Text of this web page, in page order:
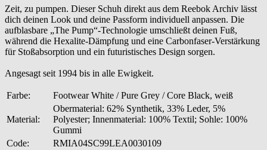
Zeit, zu pumpen. Dieser Schuh direkt aus dem Reebok Archiv lässt
dich deinen Look und deine Passform individuell anpassen. Die
aufblasbare „The Pump“-Technologie umschließt deinen Fuß,
während die Hexalite-Dämpfung und eine Carbonfaser-Verstärkung
für Stoßabsorption und ein futuristisches Design sorgen.
Angesagt seit 1994 bis in alle Ewigkeit.
Farbe: Footwear White / Pure Grey / Core Black, weiß
Material:
Obermaterial: 62% Synthetik, 33% Leder, 5%
Polyester; Innenmaterial: 100% Textil; Sohle: 100%
Gummi
Code:
RMIA04SC99LEA0030109